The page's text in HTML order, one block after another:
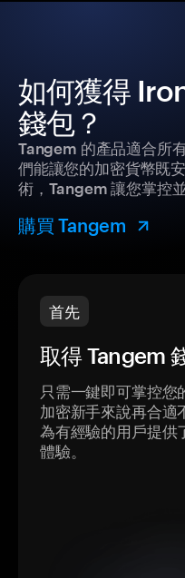
如何獲得
錢包？
Tangem 的產品適合所
們能讓您的加密貨幣既
術，Tangem 讓您掌控
購買 Tangem
首先
取得 Tangem
只需一鍵即可掌控您
加密新手來說再合適
為有經驗的用戶提供
體驗。